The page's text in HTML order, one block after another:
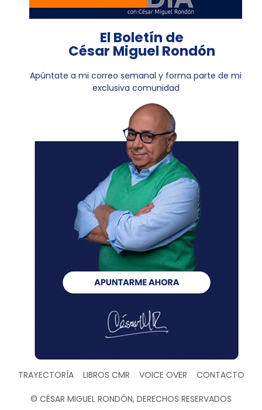
El Boletín de
César Miguel Rondón
Apúntate a mi correo semanal y forma parte de mi
exclusiva comunidad
TRAYECTORÍA LIBROS CMR VOICE OVER CONTACTO
© CÉSAR MIGUEL RONDÓN, DERECHOS RESERVADOS